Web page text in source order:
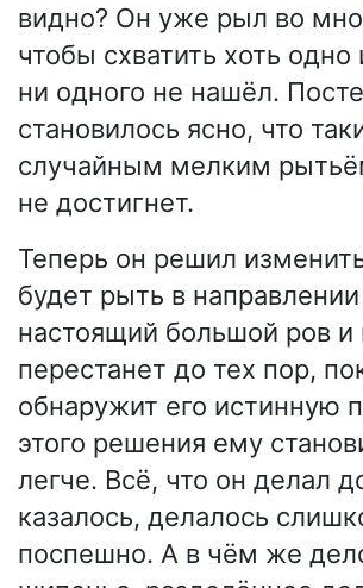
видно? Он уже рыл во
чтобы схватить хоть одно
ни одного не нашёл.
становилось ясно, что
случайным мелким
не достигнет.
Теперь он решил
будет рыть в направлении
настоящий большой ров и
перестанет до тех пор,
обнаружит его истинную
этого решения ему
легче. Всё, что он делал
казалось, делалось
поспешно. А в чём же